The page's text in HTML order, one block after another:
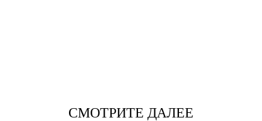
СМОТРИТЕ ДАЛЕЕ